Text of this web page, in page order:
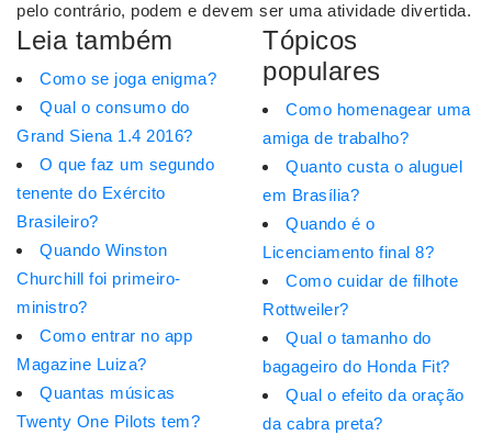
pelo contrário, podem e devem ser uma atividade divertida.
Leia também
Como se joga enigma?
Qual o consumo do
Grand Siena 1.4 2016?
O que faz um segundo
tenente do Exército
Brasileiro?
Quando Winston
Churchill foi primeiro-
ministro?
Como entrar no app
Magazine Luiza?
Quantas músicas
Twenty One Pilots tem?
Tópicos
populares
Como homenagear uma
amiga de trabalho?
Quanto custa o aluguel
em Brasília?
Quando é o
Licenciamento final 8?
Como cuidar de filhote
Rottweiler?
Qual o tamanho do
bagageiro do Honda Fit?
Qual o efeito da oração
da cabra preta?